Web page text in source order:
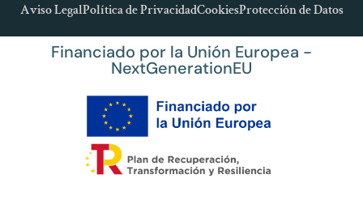
Aviso LegalPolítica de PrivacidadCookiesProtección de Datos
Financiado por la Unión Europea -
NextGenerationEU